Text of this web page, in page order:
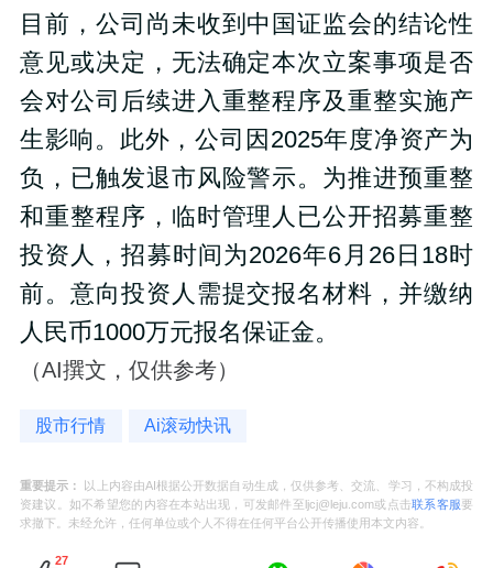
目前，公司尚未收到中国证监会的结论性
意见或决定，无法确定本次立案事项是否
会对公司后续进入重整程序及重整实施产
生影响。此外，公司因2025年度净资产为
负，已触发退市风险警示。为推进预重整
和重整程序，临时管理人已公开招募重整
投资人，招募时间为2026年6月26日18时
前。意向投资人需提交报名材料，并缴纳
人民币1000万元报名保证金。
（AI撰文，仅供参考）
股市行情 Ai滚动快讯
重要提示：
以上内容由AI根据公开数据自动生成，仅供参考、交流、学习，不构成投
资建议。如不希望您的内容在本站出现，可发邮件至ljcj@leju.com或点击联系客服要
求撤下。未经允许，任何单位或个人不得在任何平台公开传播使用本文内容。
27